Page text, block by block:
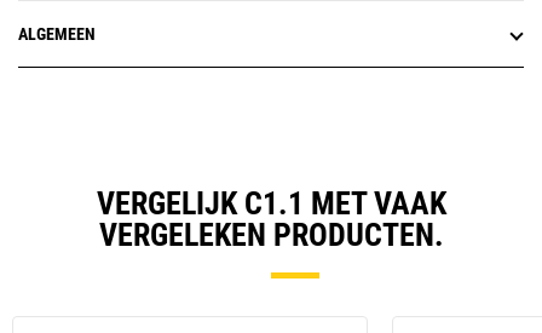
ALGEMEEN
VERGELIJK C1.1 MET VAAK
VERGELEKEN PRODUCTEN.